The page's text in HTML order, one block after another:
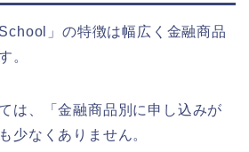
」の特徴は幅広く金融商品
。
は、「金融商品別に申し込みが
少なくありません。